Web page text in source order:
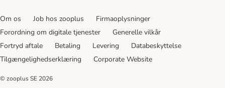
Om os Job hos zooplus
Firmaoplysninger
Forordning om digitale tjenester
Generelle vilkår
Fortryd aftale
Betaling Levering
Databeskyttelse
Tilgængelighedserklæring
Corporate Website
© zooplus SE 2026